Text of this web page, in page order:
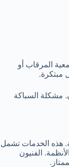
المرقاب أو
مبتكرة.
مشكلة السباكة
هذه الخدمات تشمل
الفنيون